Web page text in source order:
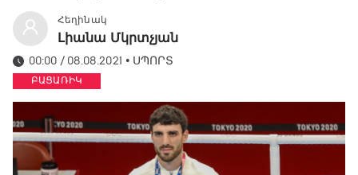
Հեղինակ
Լիանա Մկրտչյան
00:00 / 08.08.2021 • ՍՊՈՐՏ
ԲԱՑԱՌԻԿ